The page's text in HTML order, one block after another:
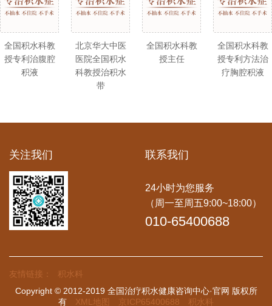
全国积水科教
授专利治腹腔
积液
北京华大中医
医院全国积水
科教授治积水
带
全国积水科教
授主任
全国积水科教
授专利方法治
疗胸腔积液
关注我们 联系我们
24小时为您服务
（周一至周五9:00~18:00）
010-65400688
友情链接：
积水科
Copyright © 2012-2019 全国治疗积水健康咨询中心·官网 版权所
有 XML地图 京ICP65400688 积水科